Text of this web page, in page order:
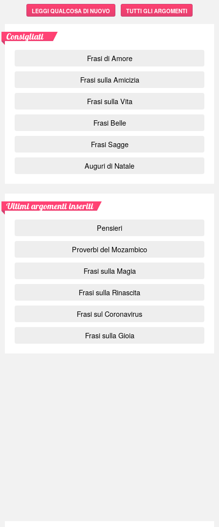
LEGGI QUALCOSA DI NUOVO TUTTI GLI ARGOMENTI
Consigliati
Frasi di Amore
Frasi sulla Amicizia
Frasi sulla Vita
Frasi Belle
Frasi Sagge
Auguri di Natale
Ultimi argomenti inseriti
Pensieri
Proverbi del Mozambico
Frasi sulla Magia
Frasi sulla Rinascita
Frasi sul Coronavirus
Frasi sulla Gioia